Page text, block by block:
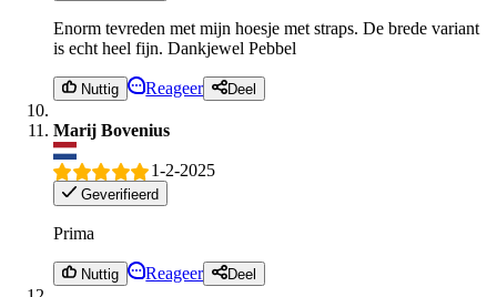
Enorm tevreden met mijn hoesje met straps. De brede variant
is echt heel fijn. Dankjewel Pebbel
Nuttig Reageer Deel
Marij Bovenius
1-2-2025
Geverifieerd
Prima
Nuttig Reageer Deel